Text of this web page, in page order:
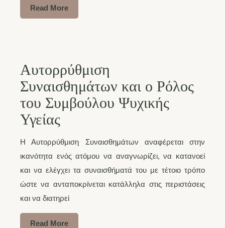
Read More
Αυτορρύθμιση
Συναισθημάτων και ο Ρόλος
του Συμβούλου Ψυχικής
Υγείας
Η Αυτορρύθμιση Συναισθημάτων αναφέρεται στην
ικανότητα ενός ατόμου να αναγνωρίζει, να κατανοεί
και να ελέγχει τα συναισθήματά του με τέτοιο τρόπο
ώστε να ανταποκρίνεται κατάλληλα στις περιστάσεις
και να διατηρεί
Read More